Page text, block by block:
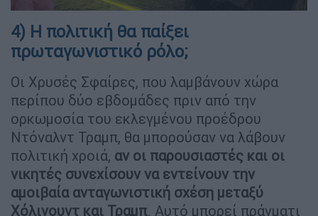
4) Η πολιτική θα παίξει
πρωταγωνιστικό ρόλο;
Οι Χρυσές Σφαίρες, που λαμβάνουν χώρα
περίπου δύο εβδομάδες πριν από την
ορκωμοσία του εκλεγμένου προέδρου
Ντόναλντ Τραμπ, θα μπορούσαν να λάβουν
πολιτική χροιά, αν οι παρουσιαστές και οι
νικητές συνεχίσουν να εντείνουν την
αμοιβαία ανταγωνιστική σχέση μεταξύ
Χόλιγουντ και Τραμπ. Αυτό μπορεί πράγματι